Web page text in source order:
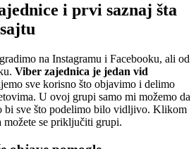
i prvi saznaj šta
na Instagramu i Facebooku, ali od
Viber zajednica je jedan vid
sve korisno što objavimo i delimo
U ovoj grupi samo mi možemo da
bi sve što podelimo bilo vidljivo. Klikom
možete se priključiti grupi.